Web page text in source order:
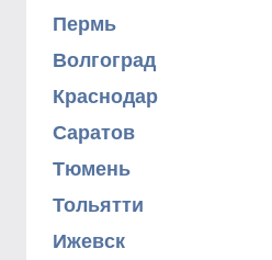
Пермь
Волгоград
Краснодар
Саратов
Тюмень
Тольятти
Ижевск